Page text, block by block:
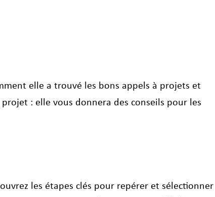
elle a trouvé les bons appels à projets et
: elle vous donnera des conseils pour les
les étapes clés pour repérer et sélectionner